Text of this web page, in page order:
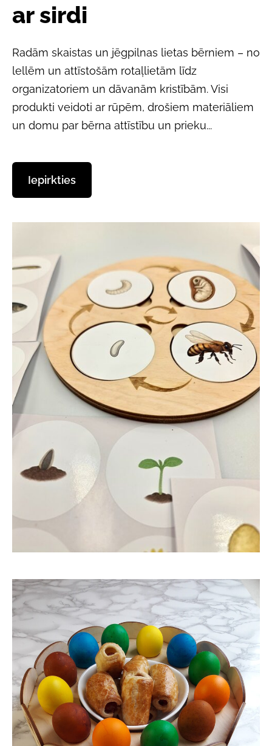
ar sirdi
Radām skaistas un jēgpilnas lietas bērniem – no
lellēm un attīstošām rotaļlietām līdz
organizatoriem un dāvanām kristībām. Visi
produkti veidoti ar rūpēm, drošiem materiāliem
un domu par bērna attīstību un prieku...
​Iepirkties​